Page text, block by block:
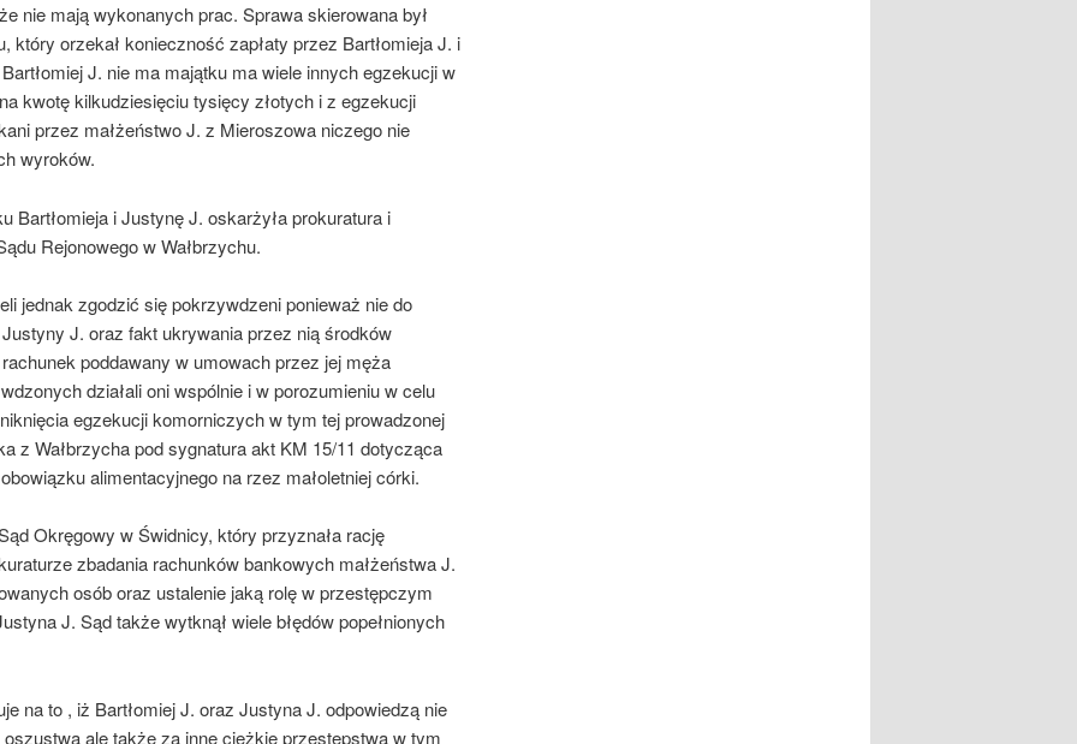
nie mają wykonanych prac. Sprawa skierowana był
który orzekał konieczność zapłaty przez Bartłomieja J. i
J. nie ma majątku ma wiele innych egzekucji w
kwotę kilkudziesięciu tysięcy złotych i z egzekucji
przez małżeństwo J. z Mieroszowa niczego nie
wyroków.
Bartłomieja i Justynę J. oskarżyła prokuratura i
Rejonowego w Wałbrzychu.
jednak zgodzić się pokrzywdzeni ponieważ nie do
J. oraz fakt ukrywania przez nią środków
poddawany w umowach przez jej męża
działali oni wspólnie i w porozumieniu w celu
egzekucji komorniczych w tym tej prowadzonej
z Wałbrzycha pod sygnatura akt KM 15/11 dotycząca
alimentacyjnego na rzez małoletniej córki.
Okręgowy w Świdnicy, który przyznała rację
zbadania rachunków bankowych małżeństwa J.
osób oraz ustalenie jaką rolę w przestępczym
J. Sąd także wytknął wiele błędów popełnionych
na to , iż Bartłomiej J. oraz Justyna J. odpowiedzą nie
ale także za inne ciężkie przestępstwa w tym